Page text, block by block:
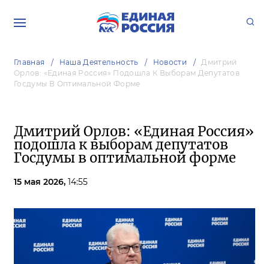
Главная Наша Деятельность Новости
Дмитрий
Орлов: «Единая Россия» Подошла К Выборам Депутатов
Госдумы В Оптимальной Форме
Дмитрий Орлов: «Единая Россия»
подошла к выборам депутатов
Госдумы в оптимальной форме
15 мая 2026, 14:55